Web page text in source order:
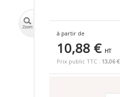
à partir de
10,88 € HT
Prix public TTC : 13,06 €